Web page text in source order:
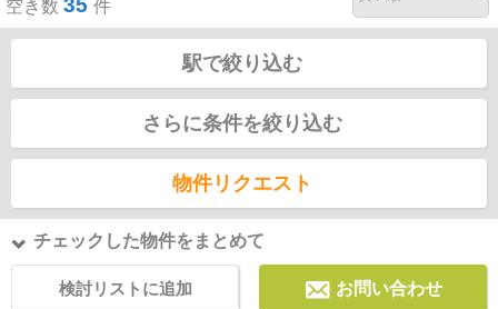
空き数 35 件
駅で絞り込む
さらに条件を絞り込む
物件リクエスト
チェックした物件をまとめて
検討リストに追加 お問い合わせ